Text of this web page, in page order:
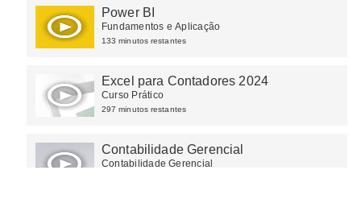
Power BI
Fundamentos e Aplicação
133 minutos restantes
Excel para Contadores 2024
Curso Prático
297 minutos restantes
Contabilidade Gerencial
Contabilidade Gerencial